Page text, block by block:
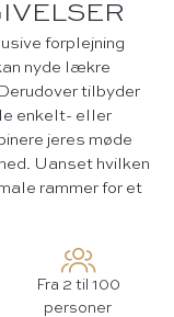
forplejning
nyde lækre
tilbyder
enkelt- eller
jeres møde
Uanset hvilken
rammer for et
Fra 2 til 100
personer